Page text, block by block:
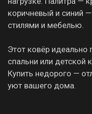
коричневый и синий
стилями и мебелью.
Этот ковёр идеально
спальни или детской
Купить недорого —
уют вашего дома.